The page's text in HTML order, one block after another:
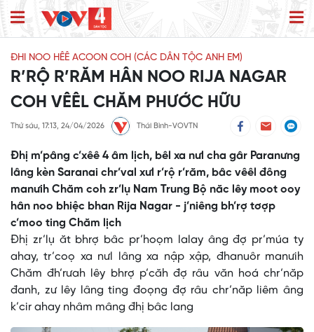
ĐHI NOO HÊÊ ACOON COH (CÁC DÂN TỘC ANH EM)
R’RỘ R’RĂM HÂN NOO RIJA NAGAR
COH VÊÊL CHĂM PHƯỚC HỮU
Thứ sáu, 17:13, 24/04/2026 Thái Bình-VOVTN
Đhị m’pâng c’xêê 4 âm lịch, bêl xa nưl cha gâr Paranưng
lâng kèn Saranai chr’val xưl r’rộ r’răm, bâc vêêl đông
manưih Chăm coh zr’lụ Nam Trung Bộ năc lêy moot ooy
hân noo bhiệc bhan Rija Nagar - j’niêng bh’rợ tơợp
c’moo ting Chăm lịch
Đhị zr’lụ ăt bhrợ bâc pr’hoọm lalay âng đợ pr’múa ty
ahay, tr’coọ xa nưl lâng xa nập xập, đhanuôr manưih
Chăm đh’rưah lêy bhrợ p’căh đợ râu văn hoá chr’năp
đanh, zư lêy lâng ting đoọng đợ râu chr’năp liêm âng
k’cir ahay nhâm mâng đhị bâc lang